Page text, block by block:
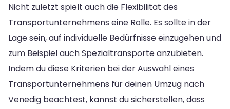
Nicht zuletzt spielt auch die Flexibilität des
Transportunternehmens eine Rolle. Es sollte in der
Lage sein, auf individuelle Bedürfnisse einzugehen und
zum Beispiel auch Spezialtransporte anzubieten.
Indem du diese Kriterien bei der Auswahl eines
Transportunternehmens für deinen Umzug nach
Venedig beachtest, kannst du sicherstellen, dass